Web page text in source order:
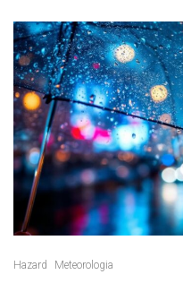
Hazard Meteorologia